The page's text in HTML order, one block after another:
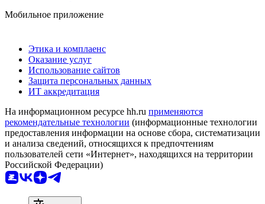
Мобильное приложение
Этика и комплаенс
Оказание услуг
Использование сайтов
Защита персональных данных
ИТ аккредитация
На информационном ресурсе hh.ru применяются
рекомендательные технологии (информационные технологии
предоставления информации на основе сбора, систематизации
и анализа сведений, относящихся к предпочтениям
пользователей сети «Интернет», находящихся на территории
Российской Федерации)